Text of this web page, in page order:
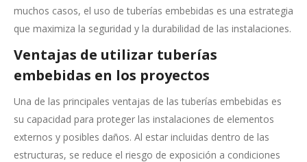
muchos casos, el uso de tuberías embebidas es una estrategia
que maximiza la seguridad y la durabilidad de las instalaciones.
Ventajas de utilizar tuberías
embebidas en los proyectos
Una de las principales ventajas de las tuberías embebidas es
su capacidad para proteger las instalaciones de elementos
externos y posibles daños. Al estar incluidas dentro de las
estructuras, se reduce el riesgo de exposición a condiciones